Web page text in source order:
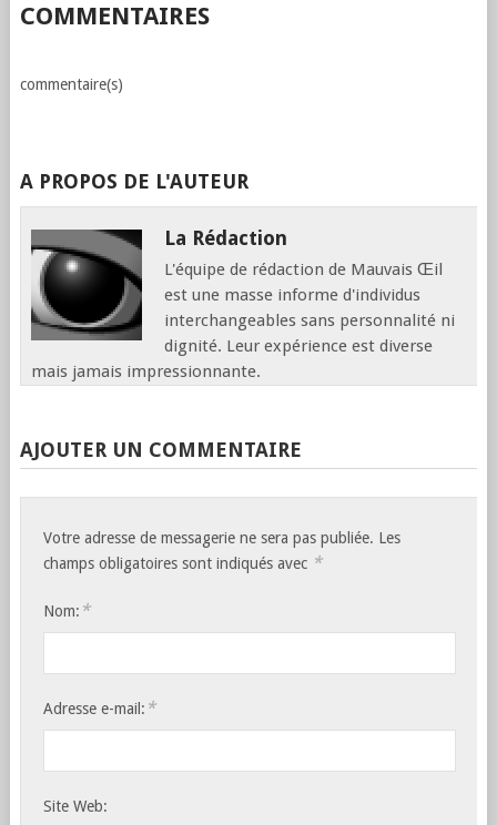
COMMENTAIRES
commentaire(s)
A PROPOS DE L'AUTEUR
La Rédaction
L'équipe de rédaction de Mauvais Œil
est une masse informe d'individus
interchangeables sans personnalité ni
dignité. Leur expérience est diverse
mais jamais impressionnante.
AJOUTER UN COMMENTAIRE
Votre adresse de messagerie ne sera pas publiée. Les
champs obligatoires sont indiqués avec *
Nom: *
Adresse e-mail: *
Site Web: